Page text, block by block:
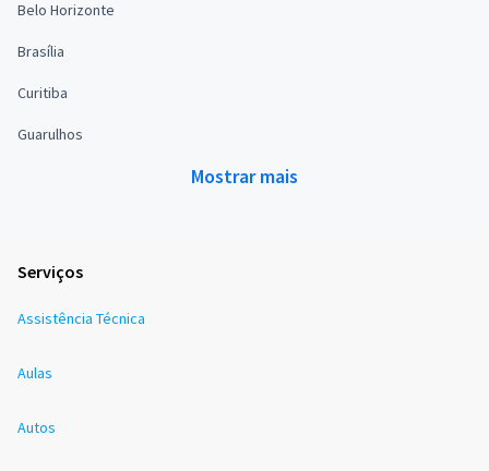
Belo Horizonte
Brasília
Curitiba
Guarulhos
Mostrar mais
Serviços
Assistência Técnica
Aulas
Autos